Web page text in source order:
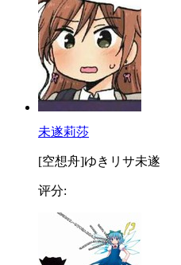
未遂莉莎
[空想舟]ゆきリサ未遂
评分: